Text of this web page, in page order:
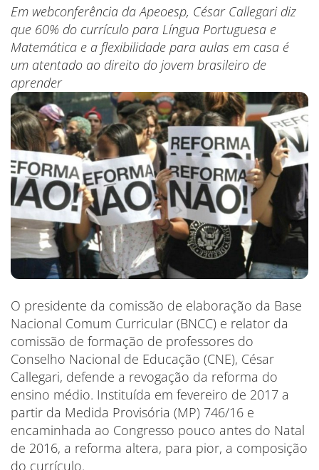
Em webconferência da Apeoesp, César Callegari diz
que 60% do currículo para Língua Portuguesa e
Matemática e a flexibilidade para aulas em casa é
um atentado ao direito do jovem brasileiro de
aprender
O presidente da comissão de elaboração da Base
Nacional Comum Curricular (BNCC) e relator da
comissão de formação de professores do
Conselho Nacional de Educação (CNE), César
Callegari, defende a revogação da reforma do
ensino médio. Instituída em fevereiro de 2017 a
partir da Medida Provisória (MP) 746/16 e
encaminhada ao Congresso pouco antes do Natal
de 2016, a reforma altera, para pior, a composição
do currículo.